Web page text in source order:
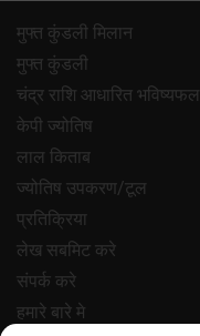
मुफ्त कुंडली मिलान
मुफ्त कुंडली
चंद्र राशि आधारित भविष्यफल
केपी ज्योतिष
लाल किताब
ज्योतिष उपकरण/टूल
प्रतिक्रिया
लेख सबमिट करे
संपर्क करे
हमारे बारे मे